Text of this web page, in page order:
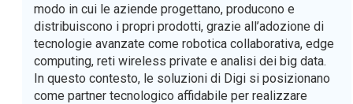
modo in cui le aziende progettano, producono e
distribuiscono i propri prodotti, grazie all’adozione di
tecnologie avanzate come robotica collaborativa, edge
computing, reti wireless private e analisi dei big data.
In questo contesto, le soluzioni di Digi si posizionano
come partner tecnologico affidabile per realizzare